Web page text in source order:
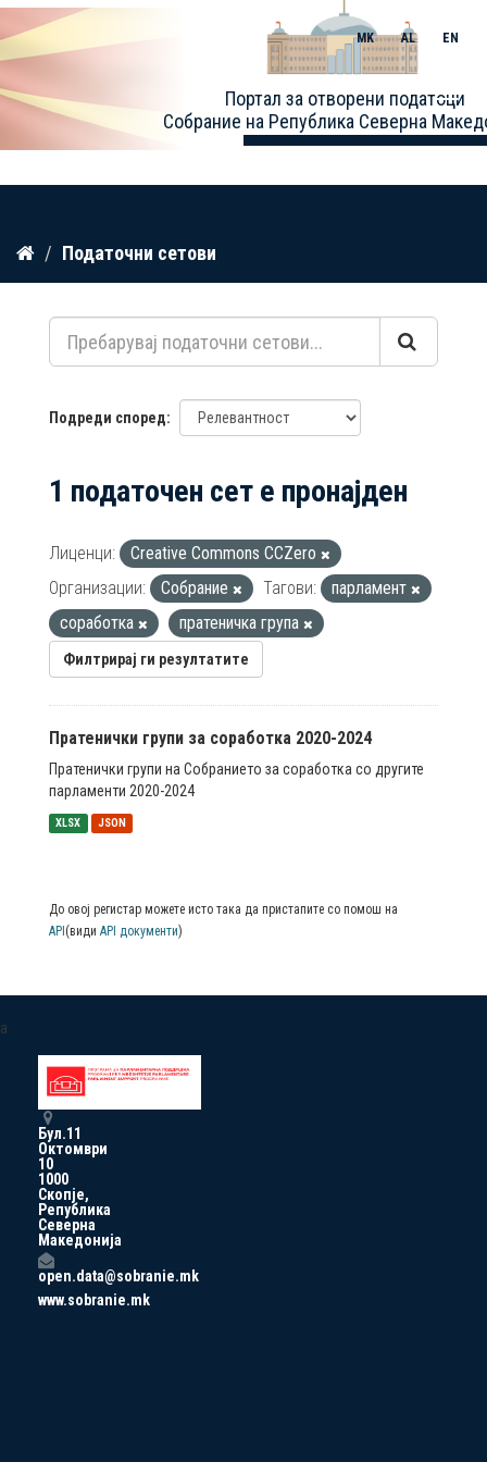
Прескокнете
содржина
Портал за отворени податоци
Собрание на Република Северна
MK AL EN
Toggle
Податочни сетови
Подреди според
1 податочен сет е пронајден
Лиценци:
Creative Commons CCZero
Организации:
Собрание Тагови:
парламент
соработка
пратеничка група
Филтрирај ги резултатите
Пратенички групи за соработка 2020-2024
Пратенички групи на Собранието за соработка со другите
парламенти 2020-2024
XLSX JSON
До овој регистар можете исто така да пристапите со помош на
API (види API документи)
a
Бул.11
Октомври
10
1000
Скопје,
Република
Северна
Македонија
open.data@sobranie.mk
www.sobranie.mk